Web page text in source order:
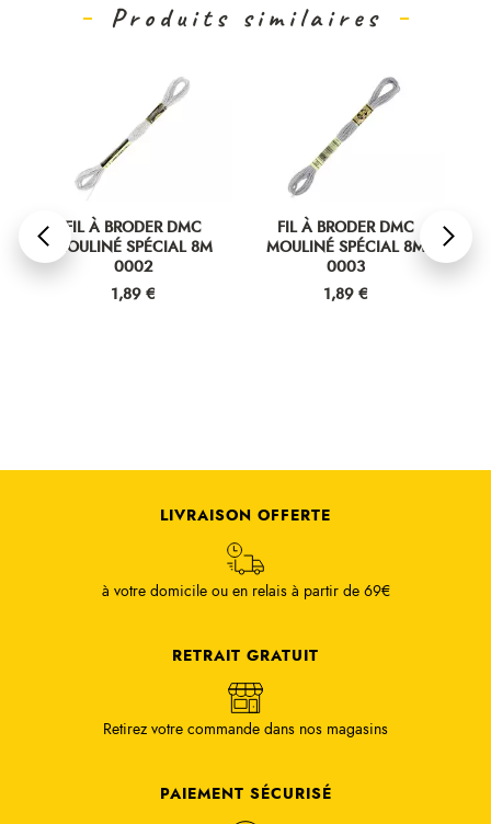
Produits similaires
FIL À BRODER DMC
MOULINÉ SPÉCIAL 8M
0002
Prix
1,89 €
FIL À BRODER DMC
MOULINÉ SPÉCIAL 8M
0003
Prix
1,89 €
LIVRAISON OFFERTE
à votre domicile ou en relais à partir de 69€
RETRAIT GRATUIT
Retirez votre commande dans nos magasins
PAIEMENT SÉCURISÉ